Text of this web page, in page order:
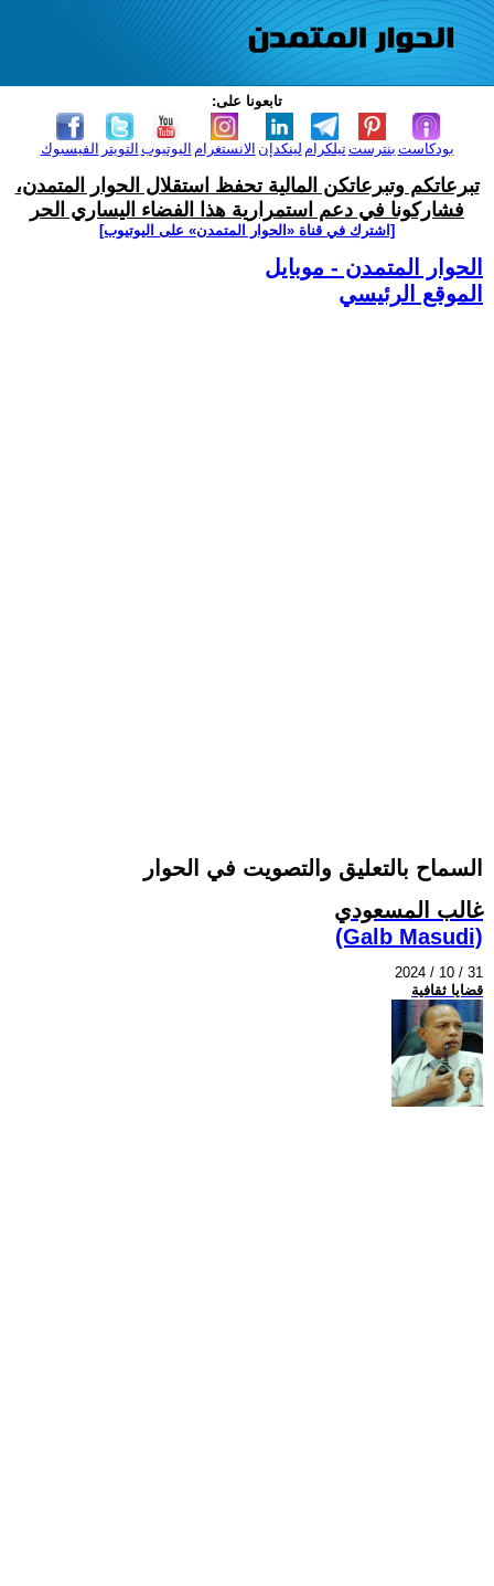
تابعونا على:
الفيسبوك التويتر اليوتيوب الانستغرام لينكدإن تيلكرامبنترست بودكاست
تبرعاتكم وتبرعاتكن المالية تحفظ استقلال الحوار المتمدن،
فشاركونا في دعم استمرارية هذا الفضاء اليساري الحر
[اشترك في قناة ‫«الحوار المتمدن» على اليوتيوب]
الحوار المتمدن - موبايل
الموقع الرئيسي
السماح بالتعليق والتصويت في الحوار
غالب المسعودي
(Galb Masudi)
2024 / 10 / 31
قضايا ثقافية